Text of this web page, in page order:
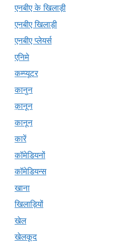
एनबीए के खिलाड़ी
एनबीए खिलाड़ी
एनबीए प्लेयर्स
एनिमे
कम्प्यूटर
कानुन
क़ानून
कानून
कारें
कॉमेडियनों
कॉमेडियन्स
खाना
खिलाड़ियों
खेल
खेलकूद